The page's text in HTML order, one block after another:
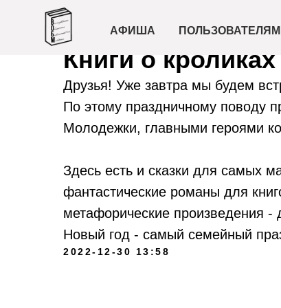
АФИША ПОЛЬЗОВАТЕЛЯМ
Книги о кроликах
Друзья! Уже завтра мы будем
По этому праздничному поводу
Молодежки, главными героями
Здесь есть и сказки для самых
фантастические романы для
метафорические произведения
Новый год - самый семейный
2022-12-30 13:58